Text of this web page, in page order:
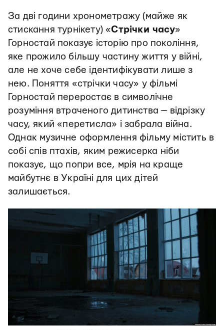
За дві години хронометражу (майже як
стискання турнікету) «Стрічки часу»
Горностай показує історію про покоління,
яке прожило більшу частину життя у війні,
але не хоче себе ідентифікувати лише з
нею. Поняття «стрічки часу» у фільмі
Горностай переростає в символічне
розуміння втраченого дитинства — відрізку
часу, який «перетисла» і забрала війна.
Однак музичне оформлення фільму містить в
собі спів птахів, яким режисерка ніби
показує, що попри все, мрія на краще
майбутнє в Україні для цих дітей
залишається.